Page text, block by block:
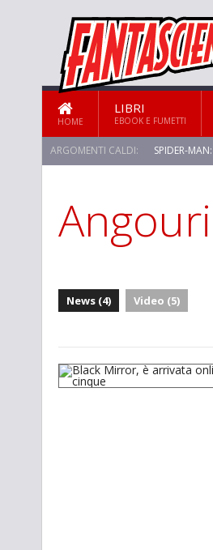
HOME
LIBRI
EBOOK E FUMETTI
ARGOMENTI CALDI: SPIDER-
STAR TREK: STRANGE NEW WORLDS
News (4) Video (5)